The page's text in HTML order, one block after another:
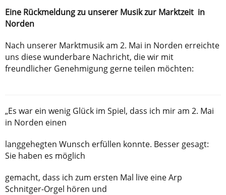
Eine Rückmeldung zu unserer Musik zur Marktzeit in
Norden
Nach unserer Marktmusik am 2. Mai in Norden erreichte
uns diese wunderbare Nachricht, die wir mit
freundlicher Genehmigung gerne teilen möchten:
„Es war ein wenig Glück im Spiel, dass ich mir am 2. Mai
in Norden einen
langgehegten Wunsch erfüllen konnte. Besser gesagt:
Sie haben es möglich
gemacht, dass ich zum ersten Mal live eine Arp
Schnitger-Orgel hören und